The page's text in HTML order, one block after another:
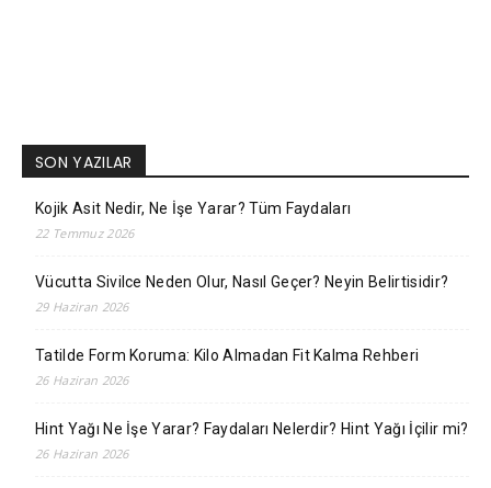
SON YAZILAR
Kojik Asit Nedir, Ne İşe Yarar? Tüm Faydaları
22 Temmuz 2026
Vücutta Sivilce Neden Olur, Nasıl Geçer? Neyin Belirtisidir?
29 Haziran 2026
Tatilde Form Koruma: Kilo Almadan Fit Kalma Rehberi
26 Haziran 2026
Hint Yağı Ne İşe Yarar? Faydaları Nelerdir? Hint Yağı İçilir mi?
26 Haziran 2026